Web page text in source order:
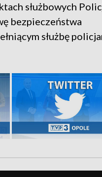
służbowych
bezpieczeństwa
służbę